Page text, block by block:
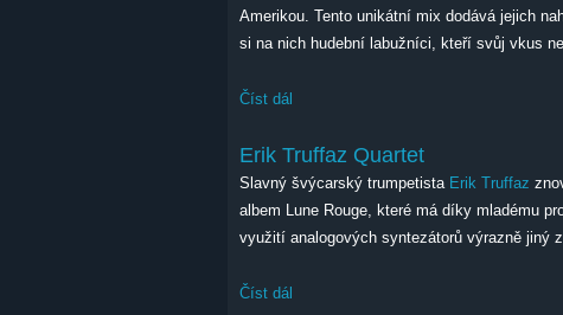
Amerikou. Tento unikátní mix dodává jejich
si na nich hudební labužníci, kteří svůj vkus
Číst dál
Erik Truffaz Quartet
Slavný švýcarský trumpetista Erik Truffaz
albem Lune Rouge, které má díky mladému
využití analogových syntezátorů výrazně jiný
Číst dál